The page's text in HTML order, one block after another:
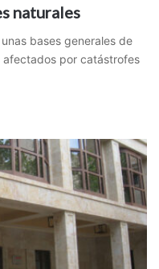
naturales
bases generales de
afectados por catástrofes